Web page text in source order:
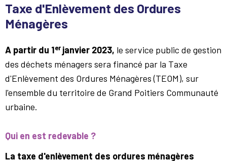
Taxe d'Enlèvement des Ordures
Ménagères
A partir du 1erjanvier 2023, le service public de gestion
des déchets ménagers sera financé par la Taxe
d'Enlèvement des Ordures Ménagères (TEOM), sur
l'ensemble du territoire de Grand Poitiers Communauté
urbaine.
Qui en est redevable ?
La taxe d'enlèvement des ordures ménagères